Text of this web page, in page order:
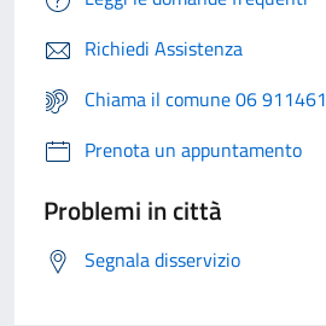
Richiedi Assistenza
Chiama il comune 06 911461
Prenota un appuntamento
Problemi in città
Segnala disservizio